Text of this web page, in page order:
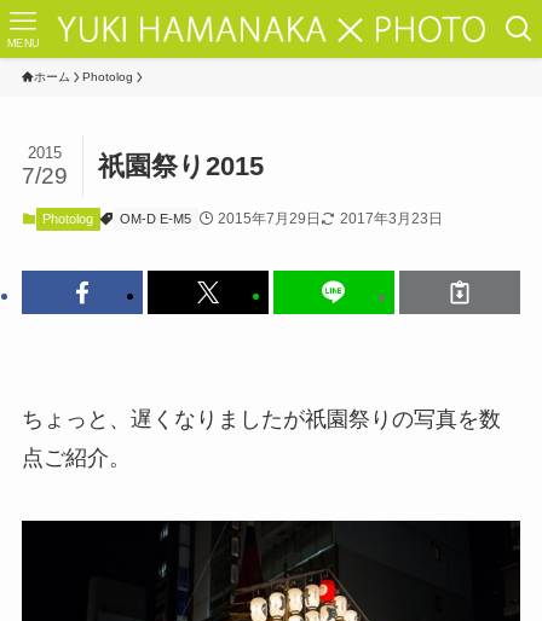
MENU
ホーム Photolog
祇園祭り2015
2015
7/29
Photolog OM-D E-M5 2015年7月29日 2017年3月23日
ちょっと、遅くなりましたが祇園祭りの写真を数
点ご紹介。